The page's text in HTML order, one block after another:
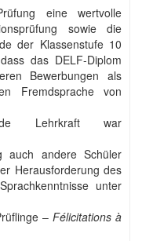
eine wertvolle
sowie die
der Klassenstufe 10
das DELF-Diplom
Bewerbungen als
Fremdsprache von
Lehrkraft war
auch andere Schüler
Herausforderung des
unter
– Félicitations à